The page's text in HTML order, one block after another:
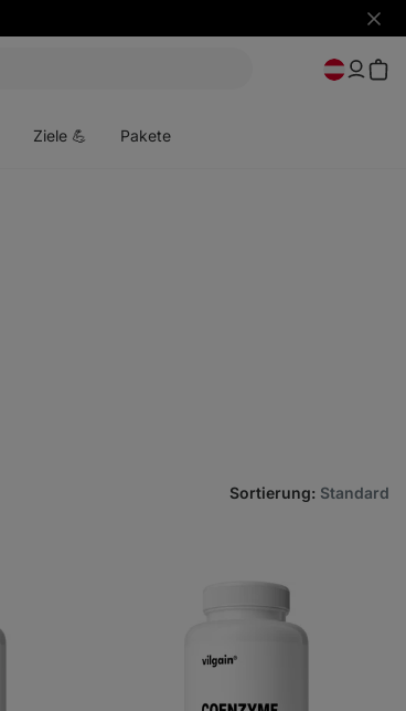
Ziele 💪 Pakete
Sortierung: Standard